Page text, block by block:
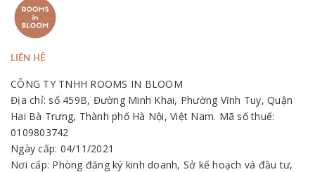
LIÊN HỆ
CÔNG TY TNHH ROOMS IN BLOOM
Địa chỉ: số 459B, Đường Minh Khai, Phường Vĩnh Tuy, Quận
Hai Bà Trưng, Thành phố Hà Nội, Việt Nam. Mã số thuế:
0109803742
Ngày cấp: 04/11/2021
Nơi cấp: Phòng đăng ký kinh doanh, Sở kế hoạch và đầu tư,